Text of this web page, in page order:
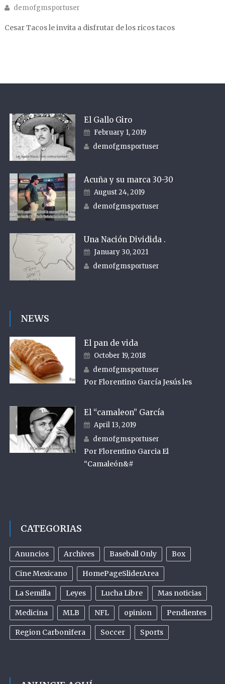
Author
demofgmsportuser
Cesar Tacos le invita a disfrutar de los ricos tacos
El Gallo Giro
Posted on
February 1, 2019
Author
demofgmsportuser
Acuña y su marca 30-30
Posted on
August 24, 2019
Author
demofgmsportuser
Una Nación Dividida .
Posted on
January 30, 2021
Author
demofgmsportuser
NEWS
El pan de vida
Posted on
October 19, 2018
Author
demofgmsportuser
Por Florentino García Jesús les
El “camaleon” García
Posted on
April 13, 2019
Author
demofgmsportuser
Por Florentino Garcia El
“Camaleón&#
CATEGORIAS
Anuncios Archives Baseball Only Box
Cine Mexicano HomePageSliderArea
La Semilla Leyes Lucha Libre Mas noticias
Medicina MLB NFL opinion Pendientes
Region Carbonifera Soccer Sports